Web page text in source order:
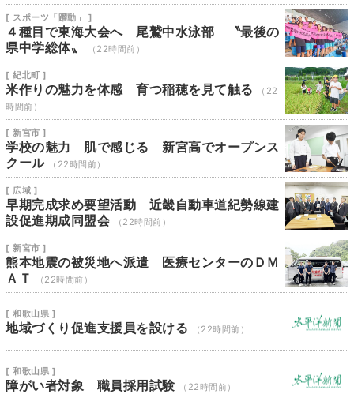
[ スポーツ「躍動」 ]
４種目で東海大会へ 尾鷲中水泳部 〝最後の
県中学総体〟
（22時間前）
[ 紀北町 ]
米作りの魅力を体感 育つ稲穂を見て触る
（22
時間前）
[ 新宮市 ]
学校の魅力 肌で感じる 新宮高でオープンス
クール
（22時間前）
[ 広域 ]
早期完成求め要望活動 近畿自動車道紀勢線建
設促進期成同盟会
（22時間前）
[ 新宮市 ]
熊本地震の被災地へ派遣 医療センターのＤＭ
ＡＴ
（22時間前）
[ 和歌山県 ]
地域づくり促進支援員を設ける （22時間前）
[ 和歌山県 ]
障がい者対象 職員採用試験 （22時間前）